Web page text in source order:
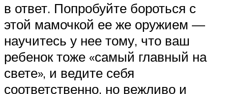
в ответ. Попробуйте бороться с
этой мамочкой ее же оружием —
научитесь у нее тому, что ваш
ребенок тоже «самый главный на
свете», и ведите себя
соответственно, но вежливо и